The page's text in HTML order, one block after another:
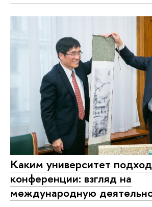
Каким университет
конференции: взгляд на
международную